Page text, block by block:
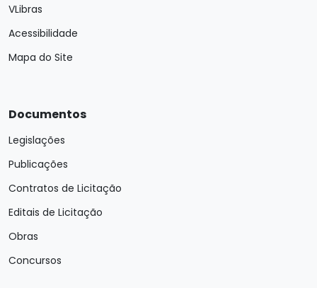
VLibras
Acessibilidade
Mapa do Site
Documentos
Legislações
Publicações
Contratos de Licitação
Editais de Licitação
Obras
Concursos